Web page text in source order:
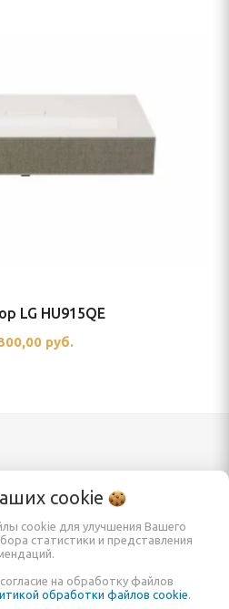
LG HU915QE
руб.
Информация
Заказать
О компании
cookie
cookie для улучшения Вашего
статистики и представления
на обработку файлов
обработки файлов cookie.